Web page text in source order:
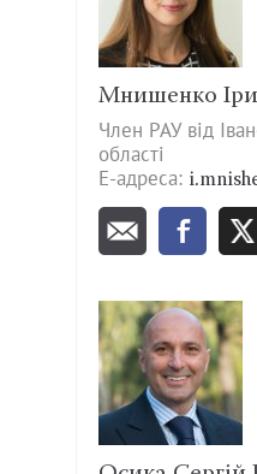
Мнишенко
Член РАУ від
області
Е-адреса: